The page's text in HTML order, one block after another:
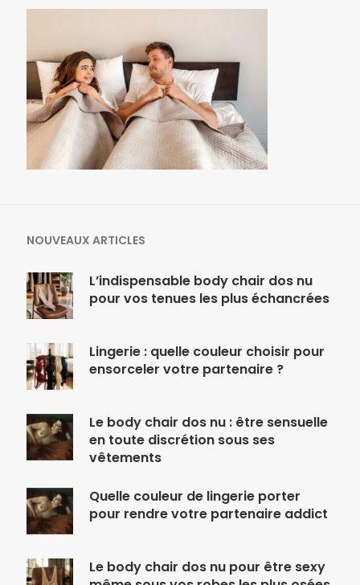
NOUVEAUX ARTICLES
L’indispensable body chair dos nu
pour vos tenues les plus échancrées
Lingerie : quelle couleur choisir pour
ensorceler votre partenaire ?
Le body chair dos nu : être sensuelle
en toute discrétion sous ses
vêtements
Quelle couleur de lingerie porter
pour rendre votre partenaire addict
Le body chair dos nu pour être sexy